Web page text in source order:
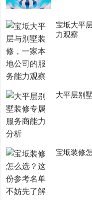
宝坻大平
力观察
大平层别
宝坻装修